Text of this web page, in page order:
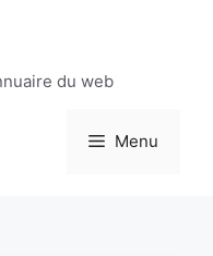
du web
Menu